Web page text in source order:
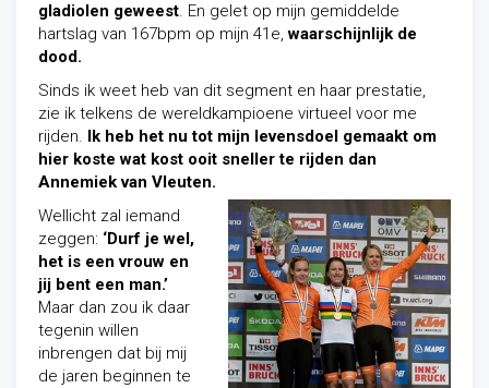
gladiolen geweest. En gelet op mijn gemiddelde
hartslag van 167bpm op mijn 41e,waarschijnlijk de
dood.
Sinds ik weet heb van dit segment en haar prestatie,
zie ik telkens de wereldkampioene virtueel voor me
rijden. Ik heb het nu tot mijn levensdoel gemaakt om
hier koste wat kost ooit sneller te rijden dan
Annemiek van Vleuten.
Wellicht zal iemand
zeggen: ‘Durf je wel,
het is een vrouw en
jij bent een man.’
Maar dan zou ik daar
tegenin willen
inbrengen dat bij mij
de jaren beginnen te